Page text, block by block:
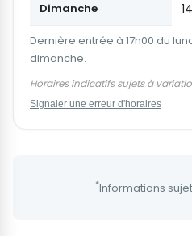
Dimanche
Dernière entrée à 17h00 du
dimanche.
Horaires indicatifs sujets à
Signaler une erreur d'horaires
*Informations